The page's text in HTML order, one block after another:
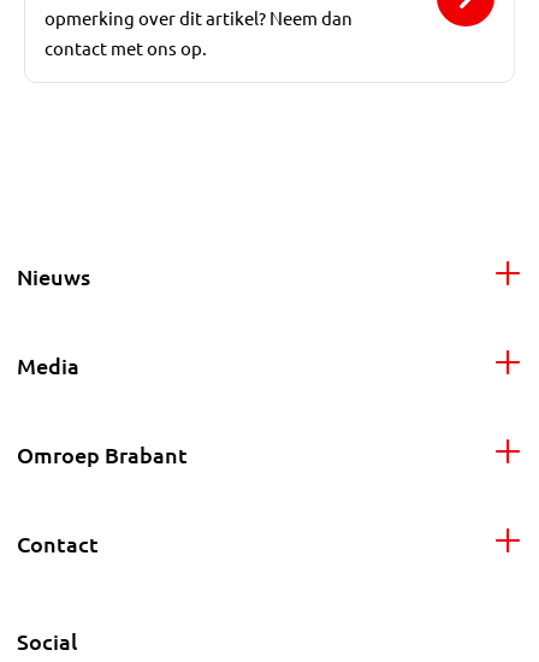
opmerking over dit artikel? Neem dan
contact met ons op.
Nieuws
Media
Omroep Brabant
Contact
Social